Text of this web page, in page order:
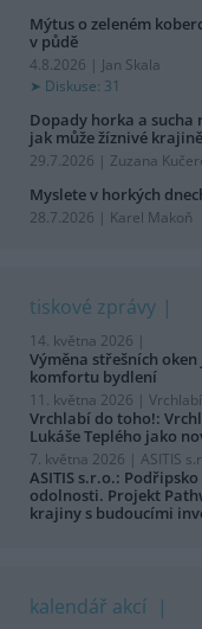
Mýtus o zeleném
v půdě
4.8.2026 | Jan Skala
Diskuse: 31
Dopady horka a sucha
jak může žíznivé
29.7.2026 | Zuzana
Myslete v horkých
28.7.2026 | Karel Makoň
tiskové zprávy
14. května 2026 |
Výměna střešních
komfortu bydlení
11. května 2026 |
Vrchlabí do toho!:
Lukáše Teplého jako
7. května 2026 | ASITIS
ASITIS s.r.o.:
odolnosti. Projekt
krajiny s budoucími
kalendář akcí